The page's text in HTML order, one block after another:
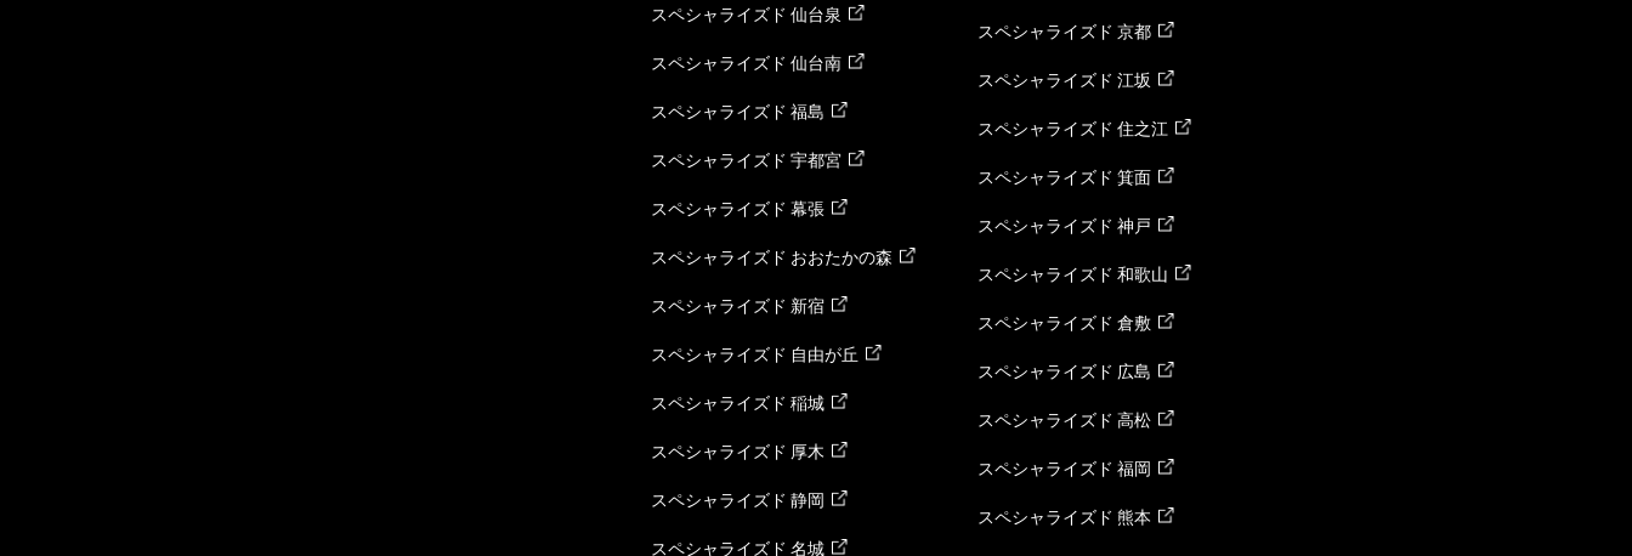
スペシャライズド 仙台泉
スペシャライズド 仙台南
スペシャライズド 福島
スペシャライズド 宇都宮
スペシャライズド 幕張
スペシャライズド おおたかの森
スペシャライズド 新宿
スペシャライズド 自由が丘
スペシャライズド 稲城
スペシャライズド 厚木
スペシャライズド 静岡
スペシャライズド 名城
スペシャライズド 京都
スペシャライズド 江坂
スペシャライズド 住之江
スペシャライズド 箕面
スペシャライズド 神戸
スペシャライズド 和歌山
スペシャライズド 倉敷
スペシャライズド 広島
スペシャライズド 高松
スペシャライズド 福岡
スペシャライズド 熊本